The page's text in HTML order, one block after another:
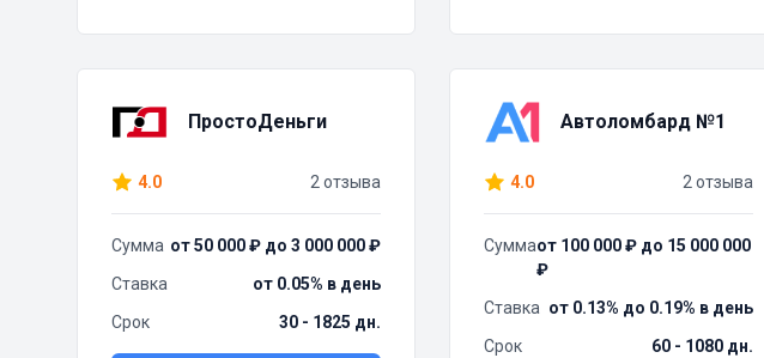
ПростоДеньги
4.0 2 отзыва
Сумма от 50 000 ₽ до 3 000 000 ₽
Ставка
от 0.05% в день
Срок
30 - 1825 дн.
Автоломбард №1
4.0 2 отзыва
Суммаот 100 000 ₽ до 15 000 000
₽
Ставка от 0.13% до 0.19% в день
Срок
60 - 1080 дн.